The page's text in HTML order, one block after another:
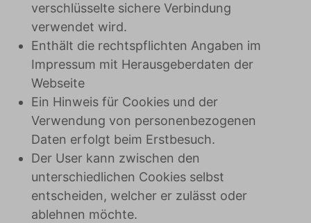
verschlüsselte sichere Verbindung
verwendet wird.
Enthält die rechtspflichten Angaben im
Impressum mit Herausgeberdaten der
Webseite
Ein Hinweis für Cookies und der
Verwendung von personenbezogenen
Daten erfolgt beim Erstbesuch.
Der User kann zwischen den
unterschiedlichen Cookies selbst
entscheiden, welcher er zulässt oder
ablehnen möchte.